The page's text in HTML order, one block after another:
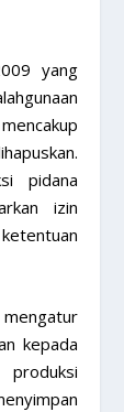
yang
pidana
izin
kepada